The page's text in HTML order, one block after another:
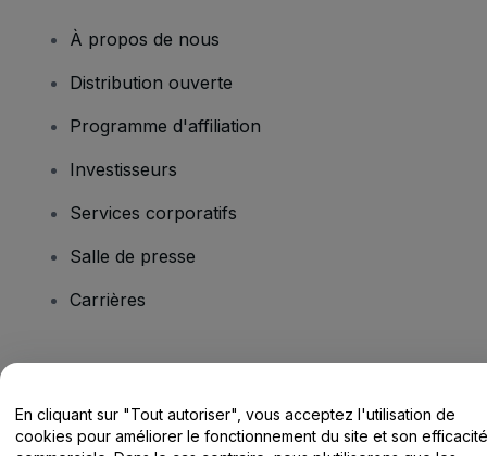
À propos de nous
Distribution ouverte
Programme d'affiliation
Investisseurs
Services corporatifs
Salle de presse
Carrières
Centre d'assistance / Nous contacter
En cliquant sur "Tout autoriser", vous acceptez l'utilisation de
cookies pour améliorer le fonctionnement du site et son efficacité